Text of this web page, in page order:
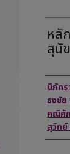
หลั
สุนั
นิภัทร
ธงชัย
คณิศั
สุวิท